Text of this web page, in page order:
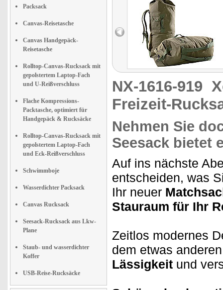
Packsack
Canvas-Reisetasche
Canvas Handgepäck-
Reisetasche
Rolltop-Canvas-Rucksack mit
gepolstertem Laptop-Fach
und U-Reißverschluss
Flache Kompressions-
Packtasche, optimiert für
Handgepäck & Rucksäcke
Rolltop-Canvas-Rucksack mit
gepolstertem Laptop-Fach
und Eck-Reißverschluss
Schwimmboje
Wasserdichter Packsack
Canvas Rucksack
Seesack-Rucksack aus Lkw-
Plane
Staub- und wasserdichter
Koffer
USB-Reise-Rucksäcke
NX-1616-919
Freizeit-
Nehmen Sie
Seesack bietet
Auf ins nächste
entscheiden, was
Ihr neuer
Stauraum für Ihr
Zeitlos modernes
dem etwas
Lässigkeit und